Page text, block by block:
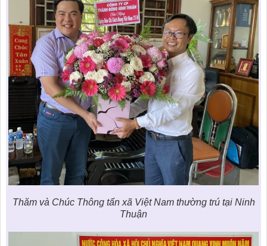
Thăm và Chúc Thông tấn xã Việt Nam thường trú tại Ninh
Thuận